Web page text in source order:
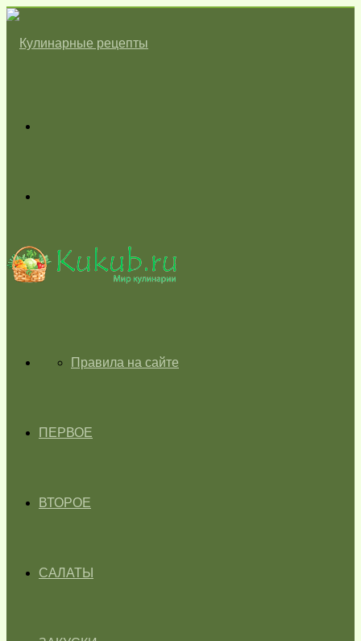
skin
ГЛАВНАЯПравила на сайте
ПЕРВОЕ
ВТОРОЕ
САЛАТЫ